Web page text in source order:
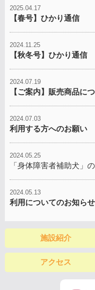
2025.04.17
【春号】ひかり通信
2024.11.25
【秋冬号】ひかり通信
2024.07.19
【ご案内】販売商品に
2024.07.03
利用する方へのお願い
2024.05.25
「身体障害者補助犬」
2024.05.13
利用についてのお知らせ
施設紹介
アクセス